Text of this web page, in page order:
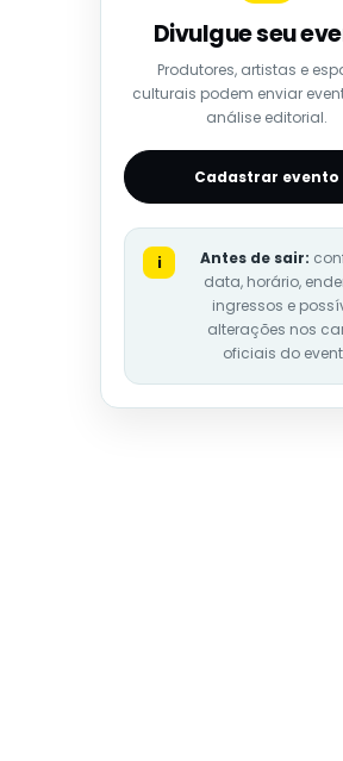
Divulgue seu
Produtores, artistas e
culturais podem enviar
análise editorial.
Cadastrar evento
i Antes de sair:
data, horário,
ingressos e
alterações nos
oficiais do